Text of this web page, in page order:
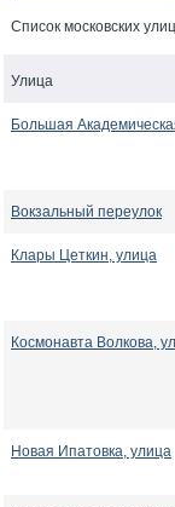
Список московских
Улица
Большая
Вокзальный переулок
Клары Цеткин, улица
Космонавта Волкова,
Новая Ипатовка, улица